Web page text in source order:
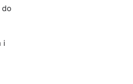
do
i